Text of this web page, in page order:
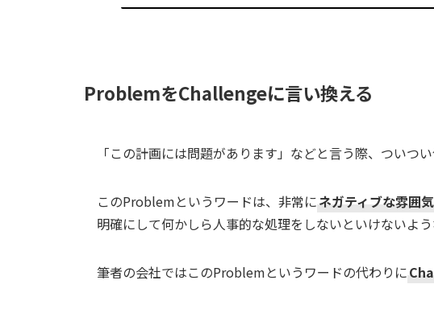
ProblemをChallengeに言い換える
「この計画には問題があります」などと言う際、ついつ
このProblemというワードは、非常にネガティブな雰囲気
明確にして何かしら人事的な処理をしないといけないよう
筆者の会社ではこのProblemというワードの代わりに